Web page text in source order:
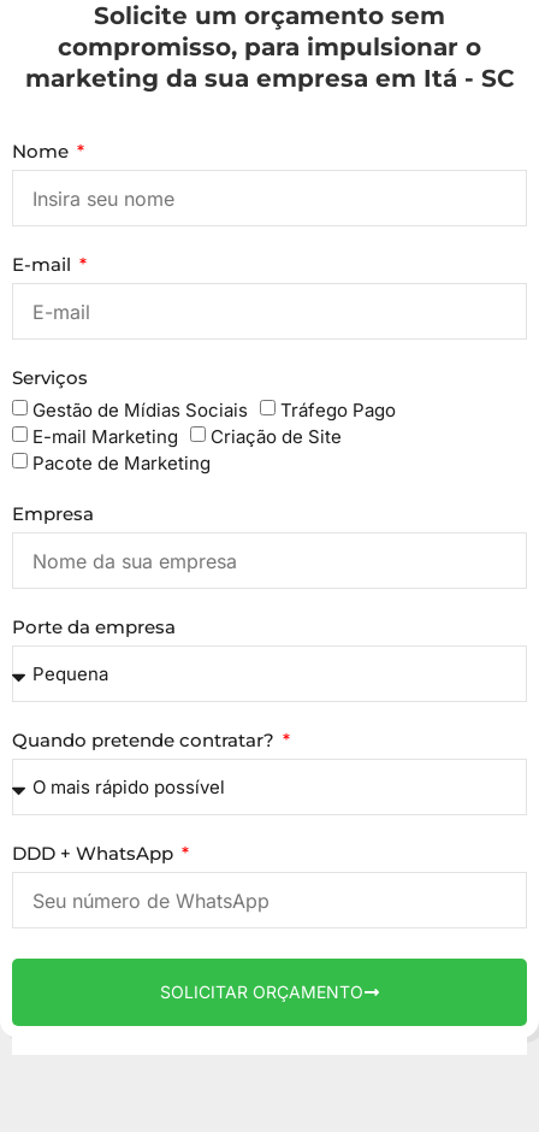
Solicite um orçamento sem
compromisso, para impulsionar o
marketing da sua empresa em Itá - SC
Nome
E-mail
Serviços
Gestão de Mídias Sociais
Tráfego Pago
E-mail Marketing
Criação de Site
Pacote de Marketing
Empresa
Porte da empresa
Quando pretende contratar?
DDD + WhatsApp
SOLICITAR ORÇAMENTO